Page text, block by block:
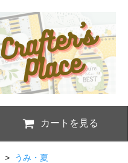
カートを見る
> うみ・夏